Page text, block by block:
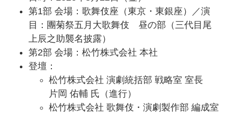
第1部 会場：歌舞伎座（東京・東銀座）／演
目：團菊祭五月大歌舞伎 昼の部（三代目尾
上辰之助襲名披露）
第2部 会場：松竹株式会社 本社
登壇：
松竹株式会社 演劇統括部 戦略室 室長
片岡 佑輔 氏（進行）
松竹株式会社 歌舞伎・演劇製作部 編成室